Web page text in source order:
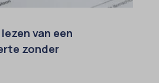
van een
zonder